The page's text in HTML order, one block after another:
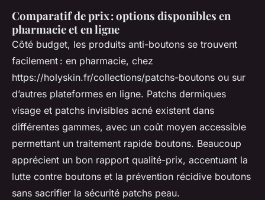
Comparatif de prix : options disponibles en
pharmacie et en ligne
Côté budget, les produits anti-boutons se trouvent
facilement : en pharmacie, chez
https://holyskin.fr/collections/patchs-boutons ou sur
d’autres plateformes en ligne. Patchs dermiques
visage et patchs invisibles acné existent dans
différentes gammes, avec un coût moyen accessible
permettant un traitement rapide boutons. Beaucoup
apprécient un bon rapport qualité-prix, accentuant la
lutte contre boutons et la prévention récidive boutons
sans sacrifier la sécurité patchs peau.